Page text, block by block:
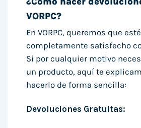
VORPC?
En VORPC, queremos que
completamente satisfecho
Si por cualquier motivo
un producto, aquí te
hacerlo de forma sencilla:
Devoluciones Gratuitas: